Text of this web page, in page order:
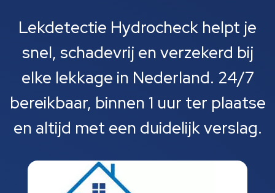
Lekdetectie Hydrocheck helpt je
snel, schadevrij en verzekerd bij
elke lekkage in Nederland. 24/7
bereikbaar, binnen 1 uur ter plaatse
en altijd met een duidelijk verslag.